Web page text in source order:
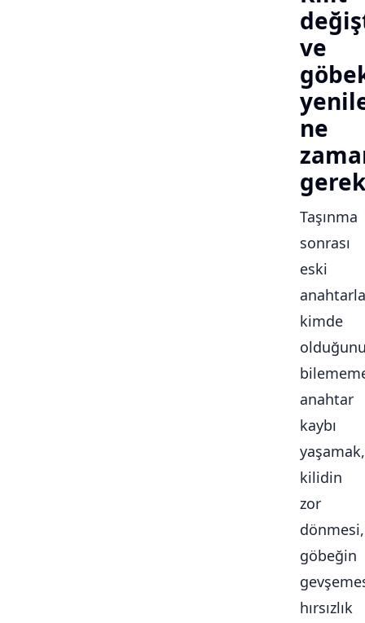
ve
ne
Taşınma
sonrası
eski
kimde
anahtar
kaybı
yaşamak,
kilidin
zor
dönmesi,
göbeğin
hırsızlık